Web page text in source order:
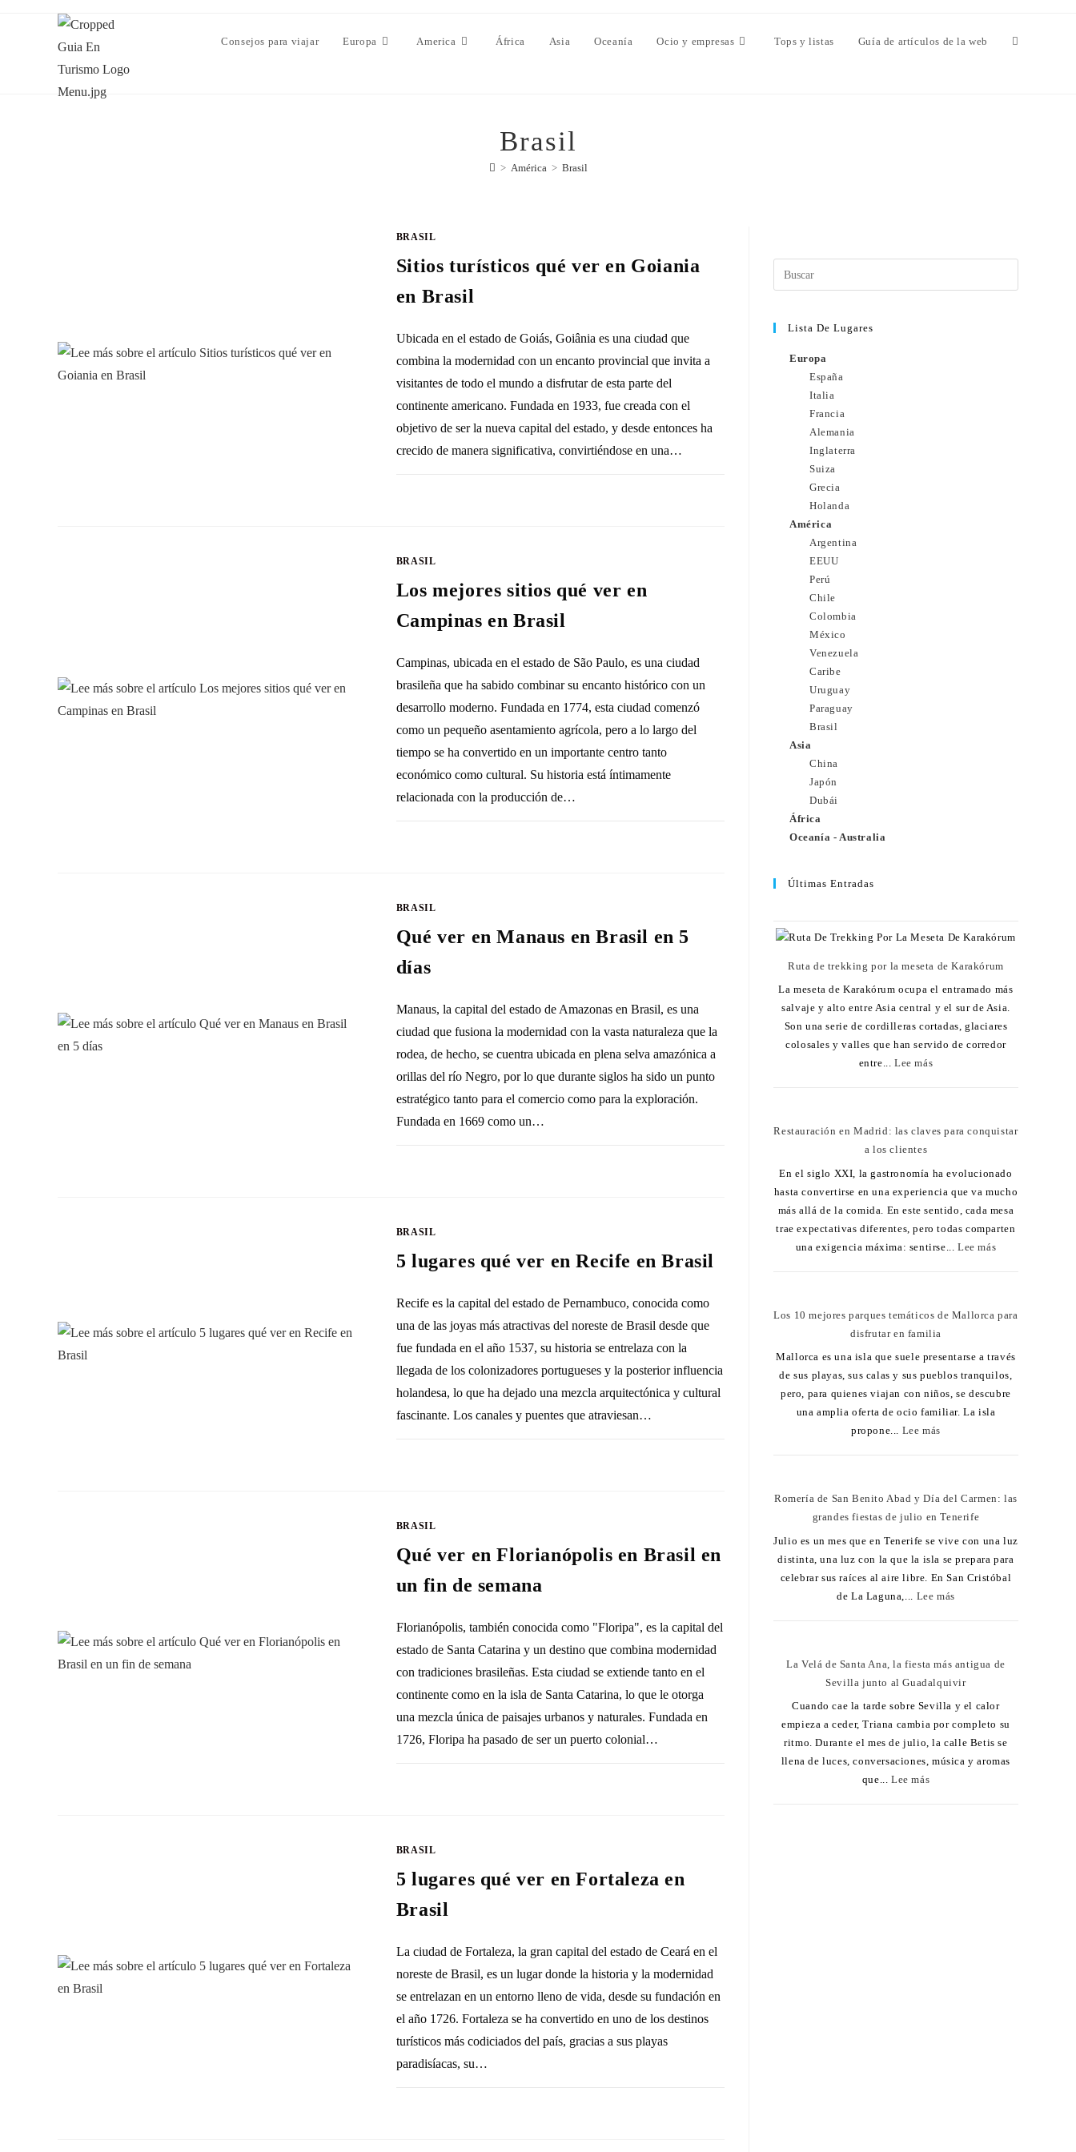
Consejos para viajar Europa America África Asia Oceanía Ocio y empresas Tops y listas Guía de artículos de la web
Brasil
> América > Brasil
BRASIL
Sitios turísticos qué ver en Goiania
en Brasil
Ubicada en el estado de Goiás, Goiânia es una ciudad que
combina la modernidad con un encanto provincial que invita a
visitantes de todo el mundo a disfrutar de esta parte del
continente americano. Fundada en 1933, fue creada con el
objetivo de ser la nueva capital del estado, y desde entonces ha
crecido de manera significativa, convirtiéndose en una…
BRASIL
Los mejores sitios qué ver en
Campinas en Brasil
Campinas, ubicada en el estado de São Paulo, es una ciudad
brasileña que ha sabido combinar su encanto histórico con un
desarrollo moderno. Fundada en 1774, esta ciudad comenzó
como un pequeño asentamiento agrícola, pero a lo largo del
tiempo se ha convertido en un importante centro tanto
económico como cultural. Su historia está íntimamente
relacionada con la producción de…
BRASIL
Qué ver en Manaus en Brasil en 5
días
Manaus, la capital del estado de Amazonas en Brasil, es una
ciudad que fusiona la modernidad con la vasta naturaleza que la
rodea, de hecho, se cuentra ubicada en plena selva amazónica a
orillas del río Negro, por lo que durante siglos ha sido un punto
estratégico tanto para el comercio como para la exploración.
Fundada en 1669 como un…
BRASIL
5 lugares qué ver en Recife en Brasil
Recife es la capital del estado de Pernambuco, conocida como
una de las joyas más atractivas del noreste de Brasil desde que
fue fundada en el año 1537, su historia se entrelaza con la
llegada de los colonizadores portugueses y la posterior influencia
holandesa, lo que ha dejado una mezcla arquitectónica y cultural
fascinante. Los canales y puentes que atraviesan…
BRASIL
Qué ver en Florianópolis en Brasil en
un fin de semana
Florianópolis, también conocida como "Floripa", es la capital del
estado de Santa Catarina y un destino que combina modernidad
con tradiciones brasileñas. Esta ciudad se extiende tanto en el
continente como en la isla de Santa Catarina, lo que le otorga
una mezcla única de paisajes urbanos y naturales. Fundada en
1726, Floripa ha pasado de ser un puerto colonial…
BRASIL
5 lugares qué ver en Fortaleza en
Brasil
La ciudad de Fortaleza, la gran capital del estado de Ceará en el
noreste de Brasil, es un lugar donde la historia y la modernidad
se entrelazan en un entorno lleno de vida, desde su fundación en
el año 1726. Fortaleza se ha convertido en uno de los destinos
turísticos más codiciados del país, gracias a sus playas
paradisíacas, su…
Lista De Lugares
Europa
España
Italia
Francia
Alemania
Inglaterra
Suiza
Grecia
Holanda
América
Argentina
EEUU
Perú
Chile
Colombia
México
Venezuela
Caribe
Uruguay
Paraguay
Brasil
Asia
China
Japón
Dubái
África
Oceanía - Australia
Últimas Entradas
Ruta de trekking por la meseta de Karakórum
La meseta de Karakórum ocupa el entramado más
salvaje y alto entre Asia central y el sur de Asia.
Son una serie de cordilleras cortadas, glaciares
colosales y valles que han servido de corredor
entre...Lee más
Restauración en Madrid: las claves para conquistar
a los clientes
En el siglo XXI, la gastronomía ha evolucionado
hasta convertirse en una experiencia que va mucho
más allá de la comida. En este sentido, cada mesa
trae expectativas diferentes, pero todas comparten
una exigencia máxima: sentirse...Lee más
Los 10 mejores parques temáticos de Mallorca para
disfrutar en familia
Mallorca es una isla que suele presentarse a través
de sus playas, sus calas y sus pueblos tranquilos,
pero, para quienes viajan con niños, se descubre
una amplia oferta de ocio familiar. La isla
propone... Lee más
Romería de San Benito Abad y Día del Carmen: las
grandes fiestas de julio en Tenerife
Julio es un mes que en Tenerife se vive con una luz
distinta, una luz con la que la isla se prepara para
celebrar sus raíces al aire libre. En San Cristóbal
de La Laguna,... Lee más
La Velá de Santa Ana, la fiesta más antigua de
Sevilla junto al Guadalquivir
Cuando cae la tarde sobre Sevilla y el calor
empieza a ceder, Triana cambia por completo su
ritmo. Durante el mes de julio, la calle Betis se
llena de luces, conversaciones, música y aromas
que... Lee más